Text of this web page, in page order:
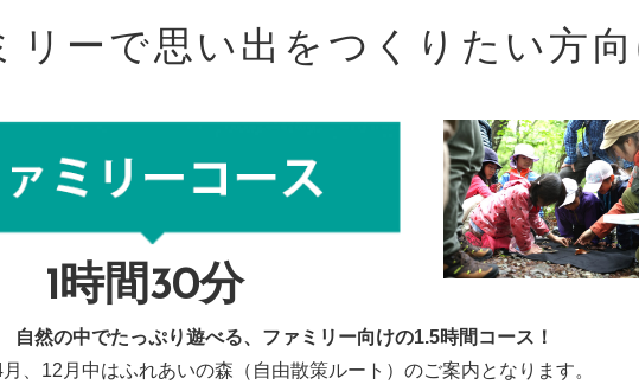
リーで思い出をつくりたい方向
1時間30分
自然の中でたっぷり遊べる、ファミリー向けの1.5時間コース！
、12月中はふれあいの森（自由散策ルート）のご案内となります。